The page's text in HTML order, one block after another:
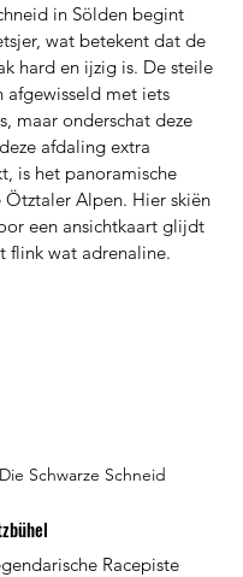
in Sölden begint
wat betekent dat de
hard en ijzig is. De steile
afgewisseld met iets
maar onderschat deze
afdaling extra
is het panoramische
Ötztaler Alpen. Hier skiën
een ansichtkaart glijdt
flink wat adrenaline.
Schwarze Schneid
Racepiste